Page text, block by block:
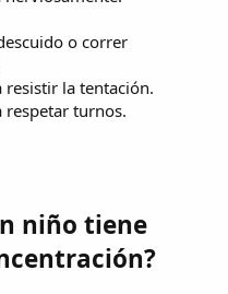
o correr
resistir la tentación.
respetar turnos.
niño tiene